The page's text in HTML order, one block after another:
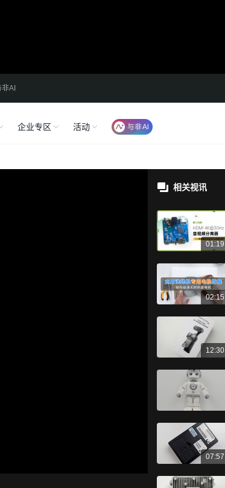
AI
企业专区 活动
相关视讯
01:19
02:15
12:30
07:57